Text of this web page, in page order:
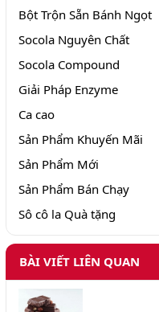
Bột Trộn Sẵn Bánh Ngọt
Socola Nguyên Chất
Socola Compound
Giải Pháp Enzyme
Ca cao
Sản Phẩm Khuyến Mãi
Sản Phẩm Mới
Sản Phẩm Bán Chạy
Sô cô la Quà tặng
BÀI VIẾT LIÊN QUAN